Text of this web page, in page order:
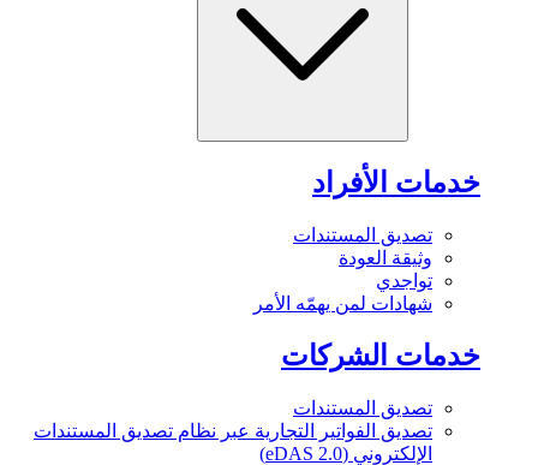
خدمات الأفراد
تصديق المستندات
وثيقة العودة
تواجدي
شهادات لمن يهمّه الأمر
خدمات الشركات
تصديق المستندات
تصديق الفواتير التجارية عبر نظام تصديق المستندات
الإلكتروني (eDAS 2.0)